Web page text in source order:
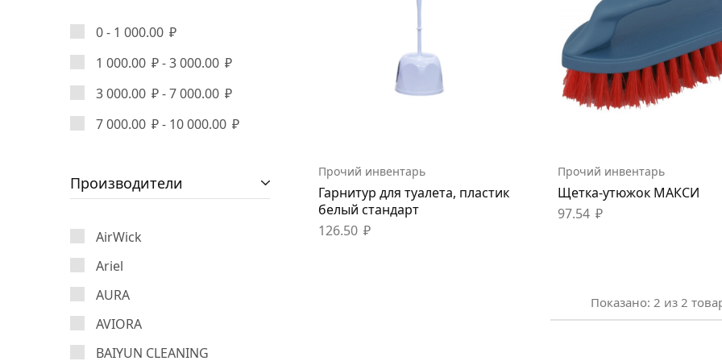
Инвентарь для уборки
Перчатки и СИЗ
Дезинфекция
Хозяйственные товары
Прочий инвентарь
Гарнитур для туалета, пластик
белый стандарт
126.50 ₽
Прочий инвентарь
Щетка-утюжок МАКСИ
97.54 ₽
Показано: 2 из2
0 - 1 000.00 ₽
1 000.00 ₽-3 000.00 ₽
3 000.00 ₽-7 000.00 ₽
7 000.00 ₽- 10 000.00 ₽
Производители
AirWick
Ariel
AURA
AVIORA
BAIYUN CLEANING